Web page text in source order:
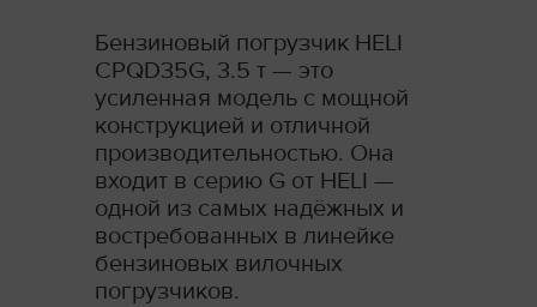
Бензиновый погрузчик HELI
CPQD35G, 3.5 т — это
усиленная модель с мощной
конструкцией и отличной
производительностью. Она
входит в серию G от HELI —
одной из самых надёжных и
востребованных в линейке
бензиновых вилочных
погрузчиков.